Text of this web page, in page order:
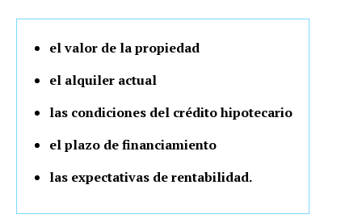
el valor de la propiedad
el alquiler actual
las condiciones del crédito hipotecario
el plazo de financiamiento
las expectativas de rentabilidad.